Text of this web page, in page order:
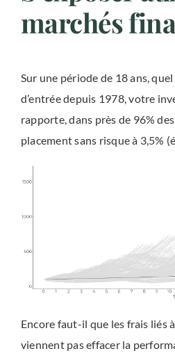
marchés
Sur une période de 18 ans,
d’entrée depuis 1978, votre
rapporte, dans près de 96% des
placement sans risque à 3,5%
Encore faut-il que les frais liés
viennent pas effacer la